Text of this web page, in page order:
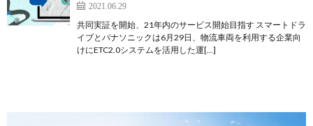
2021.06.29
共同実証を開始、21年内のサービス開始目指す スマートドラ
イブとパナソニックは6月29日、物流車両を利用する企業向
けにETC2.0システムを活用した運[…]